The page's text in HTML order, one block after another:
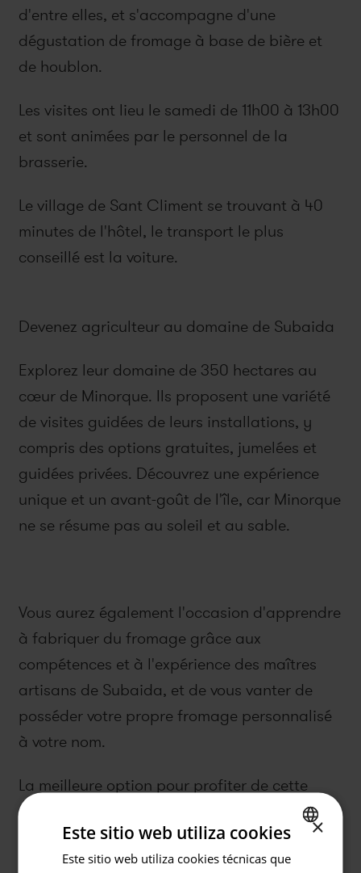
d'entre elles, et s'accompagne d'une
dégustation de fromage à base de bière et
de houblon.
Les visites ont lieu le samedi de 11h00 à 13h00
et sont animées par le personnel de la
brasserie.
Le village de Sant Climent se trouvant à 40
minutes de l'hôtel, le transport le plus
conseillé est la voiture.
Devenez agriculteur au domaine de Subaida
Explorez leur domaine de 350 hectares au
cœur de Minorque. Ils proposent une variété
de visites guidées de leurs installations, y
compris des options gratuites, jumelées et
guidées privées. Découvrez une expérience
unique et un avant-goût de l'île, car Minorque
ne se résume pas au soleil et au sable.
Vous aurez également l'occasion d'apprendre
à fabriquer du fromage grâce aux
compétences et à l'expérience des maîtres
artisans de Subaida, et de vous vanter de
posséder votre propre fromage personnalisé
à votre nom.
La meilleure option pour profiter de cette
expérience est de louer une voiture, car le site
se trouve à environ 35 minutes de l'hôtel
Prinsotel La Caleta.
SPANISH
×
Este sitio web utiliza cookies
Este sitio web utiliza cookies técnicas que